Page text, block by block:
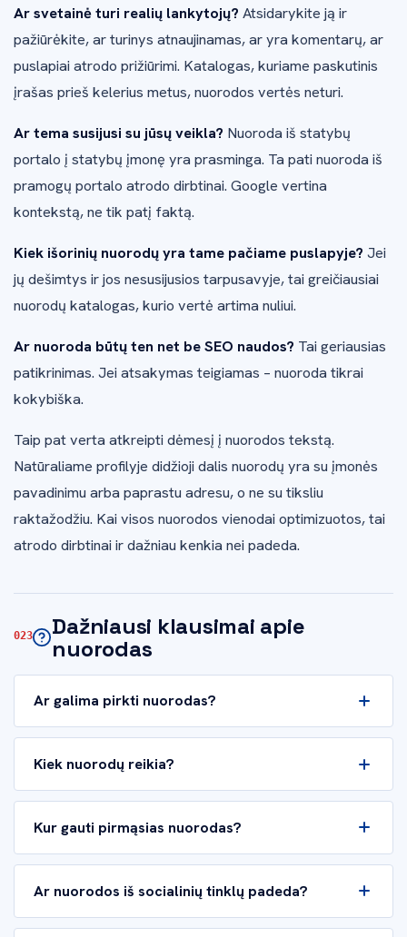
Ar svetainė turi realių lankytojų? Atsidarykite ją ir
pažiūrėkite, ar turinys atnaujinamas, ar yra komentarų, ar
puslapiai atrodo prižiūrimi. Katalogas, kuriame paskutinis
įrašas prieš kelerius metus, nuorodos vertės neturi.
Ar tema susijusi su jūsų veikla? Nuoroda iš statybų
portalo į statybų įmonę yra prasminga. Ta pati nuoroda iš
pramogų portalo atrodo dirbtinai. Google vertina
kontekstą, ne tik patį faktą.
Kiek išorinių nuorodų yra tame pačiame puslapyje? Jei
jų dešimtys ir jos nesusijusios tarpusavyje, tai greičiausiai
nuorodų katalogas, kurio vertė artima nuliui.
Ar nuoroda būtų ten net be SEO naudos? Tai geriausias
patikrinimas. Jei atsakymas teigiamas – nuoroda tikrai
kokybiška.
Taip pat verta atkreipti dėmesį į nuorodos tekstą.
Natūraliame profilyje didžioji dalis nuorodų yra su įmonės
pavadinimu arba paprastu adresu, o ne su tiksliu
raktažodžiu. Kai visos nuorodos vienodai optimizuotos, tai
atrodo dirbtinai ir dažniau kenkia nei padeda.
Dažniausi klausimai apie
nuorodas
Ar galima pirkti nuorodas?
Kiek nuorodų reikia?
Kur gauti pirmąsias nuorodas?
Ar nuorodos iš socialinių tinklų padeda?